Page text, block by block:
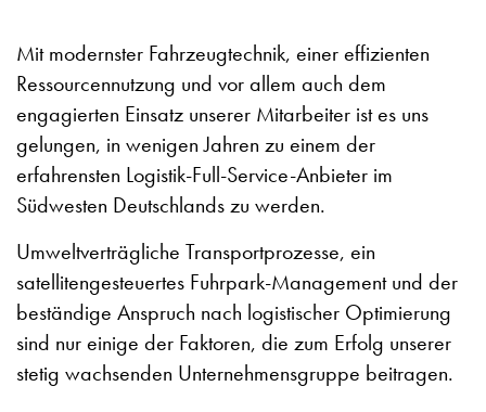
Mit modernster Fahrzeugtechnik, einer effizienten
Ressourcennutzung und vor allem auch dem
engagierten Einsatz unserer Mitarbeiter ist es uns
gelungen, in wenigen Jahren zu einem der
erfahrensten Logistik-Full-Service-Anbieter im
Südwesten Deutschlands zu werden.
Umweltverträgliche Transportprozesse, ein
satellitengesteuertes Fuhrpark-Management und der
beständige Anspruch nach logistischer Optimierung
sind nur einige der Faktoren, die zum Erfolg unserer
stetig wachsenden Unternehmensgruppe beitragen.